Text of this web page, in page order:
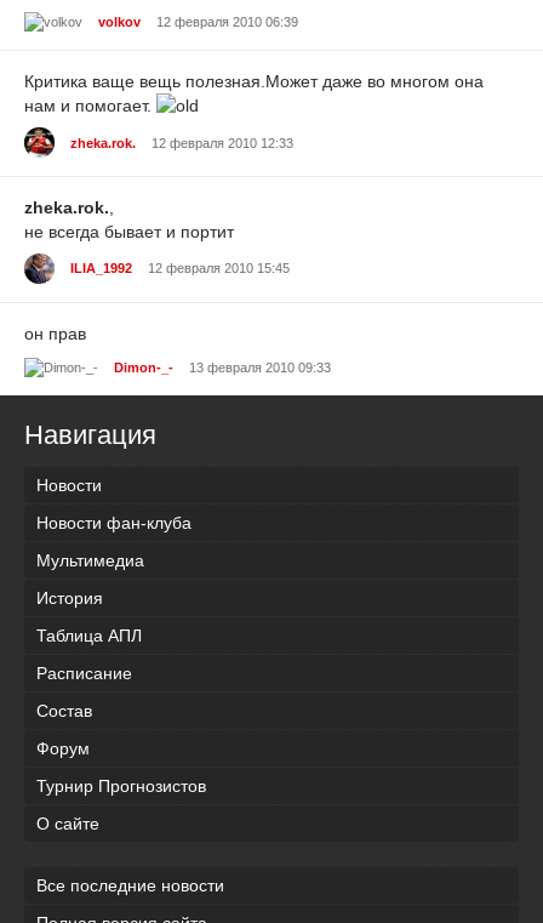
volkov 12 февраля 2010 06:39
Критика ваще вещь полезная.Может даже во многом она
нам и помогает.
zheka.rok. 12 февраля 2010 12:33
zheka.rok.,
не всегда бывает и портит
ILIA_1992 12 февраля 2010 15:45
он прав
Dimon-_- 13 февраля 2010 09:33
Навигация
Новости
Новости фан-клуба
Мультимедиа
История
Таблица АПЛ
Расписание
Состав
Форум
Турнир Прогнозистов
О сайте
Все последние новости